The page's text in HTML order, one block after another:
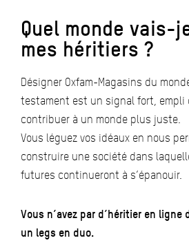
Quel monde vais-
mes héritiers ?
Désigner Oxfam-Magasins du
testament est un signal fort, empli
contribuer à un monde plus juste.
Vous léguez vos idéaux en nous
construire une société dans
futures continueront à s’épanouir.
Vous n’avez par d’héritier en ligne
un legs en duo.